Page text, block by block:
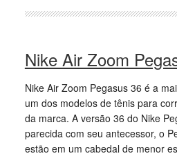
Nike Air Zoom
Nike Air Zoom Pegasus 36 é a
um dos modelos de tênis para
da marca. A versão 36 do Nike
parecida com seu antecessor, o
estão em um cabedal de menor